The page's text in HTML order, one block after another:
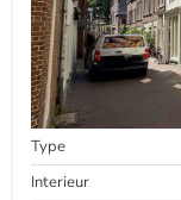
Type
Interieur